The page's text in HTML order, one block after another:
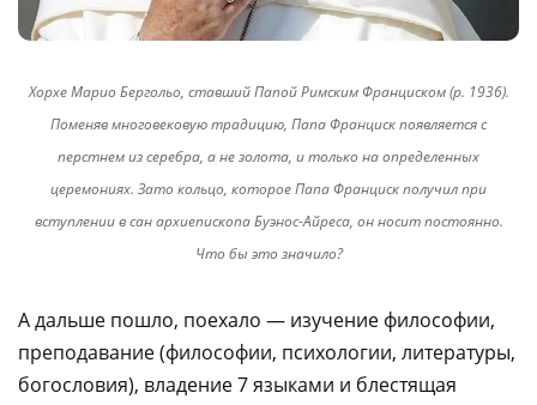
Хорхе Марио Бергольо, ставший Папой Римским Франциском (р. 1936).
Поменяв многовековую традицию, Папа Франциск появляется с
перстнем из серебра, а не золота, и только на определенных
церемониях. Зато кольцо, которое Папа Франциск получил при
вступлении в сан архиепископа Буэнос-Айреса, он носит постоянно.
Что бы это значило?
А дальше пошло, поехало — изучение философии,
преподавание (философии, психологии, литературы,
богословия), владение 7 языками и блестящая